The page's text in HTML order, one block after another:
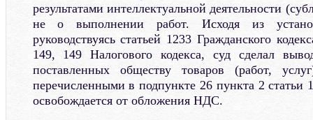
результатами интеллектуальной деятельности
не о выполнении работ. Исходя из
руководствуясь статьей 1233 Гражданского
149, 149 Налогового кодекса, суд сделал
поставленных обществу товаров (работ,
перечисленными в подпункте 26 пункта 2 статьи
освобождается от обложения НДС.